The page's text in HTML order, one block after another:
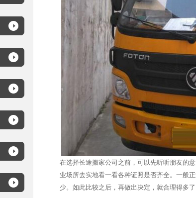
在选择长途搬家公司之前，可以先听听朋友的
业场所去实地看一看各种证照是否齐全。一般
少。如此比较之后，再做出决定，就合理得多了